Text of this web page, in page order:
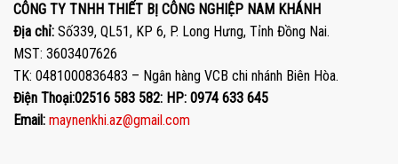
CÔNG TY TNHH THIẾT BỊ CÔNG NGHIỆP NAM KHÁNH
Địa chỉ: Số339, QL51, KP 6, P. Long Hưng, Tỉnh Đồng Nai.
MST: 3603407626
TK: 0481000836483 – Ngân hàng VCB chi nhánh Biên Hòa.
Điện Thoại:02516 583 582: HP: 0974 633 645
Email: maynenkhi.az@gmail.com